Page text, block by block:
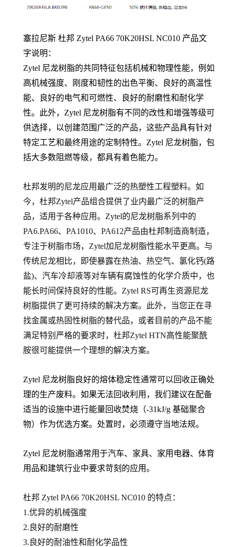
塞拉尼斯 杜邦 Zytel PA66 70K20HSL NC010 产品文
字说明：
Zytel 尼龙树脂的共同特征包括机械和物理性能，例如
高机械强度、刚度和韧性的出色平衡、良好的高温性
能、良好的电气和可燃性、良好的耐磨性和耐化学
性。此外，Zytel 尼龙树脂有不同的改性和增强等级可
供选择，以创建范围广泛的产品，这些产品具有针对
特定工艺和最终用途的定制特性。Zytel 尼龙树脂，包
括大多数阻燃等级，都具有着色能力。
杜邦发明的尼龙应用最广泛的热塑性工程塑料。如
今，杜邦Zytel产品组合提供了业内最广泛的树脂产
品，适用于各种应用。Zytel的尼龙树脂系列中的
PA6.PA66、PA1010、PA612产品由杜邦制造商制造，
专注于树脂市场，Zytel加尼龙树脂性能水平更高。与
传统尼龙相比，即使暴露在热油、热空气、氯化钙(路
盐)、汽车冷却液等对车辆有腐蚀性的化学介质中，也
能长时间保持良好的性能。Zytel RS可再生资源尼龙
树脂提供了更可持续的解决方案。此外，当您正在寻
找金属或热固性树脂的替代品，或者目前的产品不能
满足特别严格的要求时，杜邦Zytel HTN高性能聚酰
胺很可能提供一个理想的解决方案。
Zytel 尼龙树脂良好的熔体稳定性通常可以回收正确处
理的生产废料。如果无法回收利用，我们建议在配备
适当的设施中进行能量回收焚烧（-31kJ/g 基础聚合
物）作为优选方案。处置时，必须遵守当地法规。
Zytel 尼龙树脂通常用于汽车、家具、家用电器、体育
用品和建筑行业中要求苛刻的应用。
杜邦 Zytel PA66 70K20HSL NC010 的特点：
1.优异的机械强度
2.良好的耐磨性
3.良好的耐油性和耐化学品性